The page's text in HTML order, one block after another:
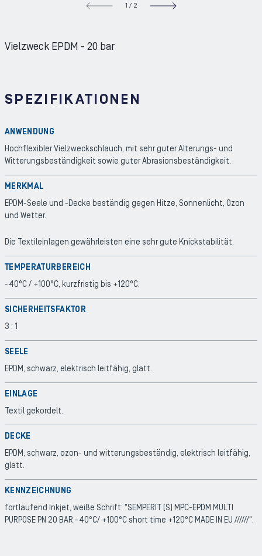
1 / 2 NEXT
Vielzweck EPDM - 20 bar
SPEZIFIKATIONEN
ANWENDUNG
Hochflexibler Vielzweckschlauch, mit sehr guter Alterungs- und
Witterungsbeständigkeit sowie guter Abrasionsbeständigkeit.
MERKMAL
EPDM-Seele und -Decke beständig gegen Hitze, Sonnenlicht, Ozon
und Wetter.
Die Textileinlagen gewährleisten eine sehr gute Knickstabilität.
TEMPERATURBEREICH
-40°C / +100°C, kurzfristig bis +120°C.
SICHERHEITSFAKTOR
3 : 1
SEELE
EPDM, schwarz, elektrisch leitfähig, glatt.
EINLAGE
Textil gekordelt.
DECKE
EPDM, schwarz, ozon- und witterungsbeständig, elektrisch leitfähig,
glatt.
KENNZEICHNUNG
fortlaufend Inkjet, weiße Schrift: "SEMPERIT (S) MPC-EPDM MULTI
PURPOSE PN 20 BAR -40°C/ +100°C short time +120°C MADE IN EU //////".